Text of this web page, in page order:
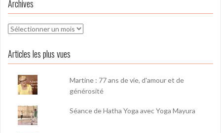
Archives
Archives
Articles les plus vues
Martine : 77 ans de vie, d'amour et de
générosité
Séance de Hatha Yoga avec Yoga Mayura